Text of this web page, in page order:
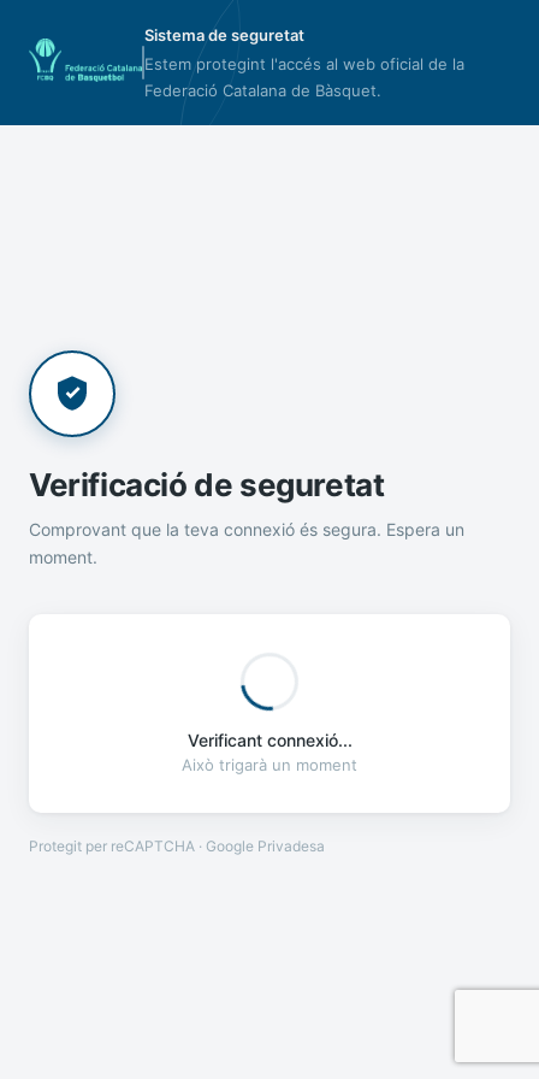
Sistema de seguretat
Estem protegint l'accés al web oficial de la
Federació Catalana de Bàsquet.
Verificació de seguretat
Comprovant que la teva connexió és segura. Espera un
moment.
Verificant connexió...
Això trigarà un moment
Protegit per reCAPTCHA · Google Privadesa